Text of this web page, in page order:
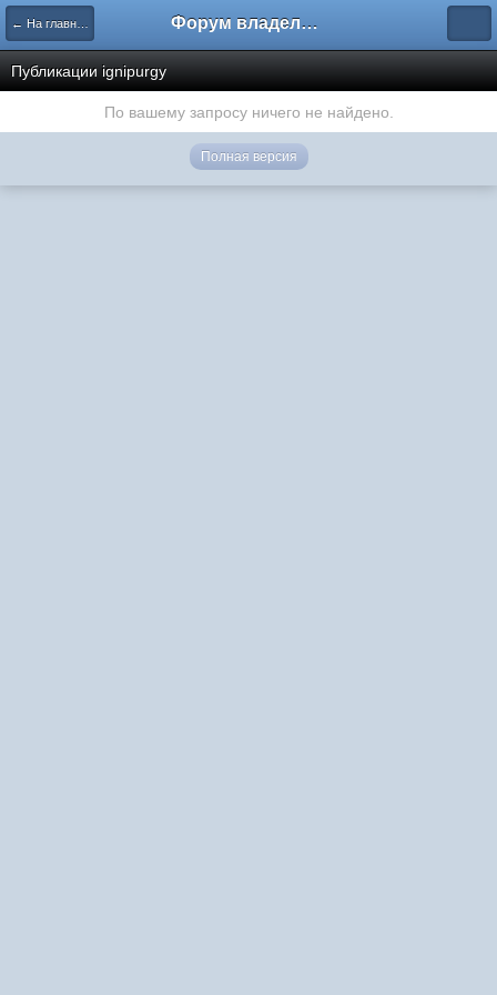
← На главную Форум владельцев интернет-магазинов
Публикации ignipurgy
По вашему запросу ничего не найдено.
Полная версия